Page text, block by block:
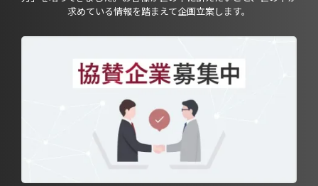
求めている情報を踏まえて企画立案します。